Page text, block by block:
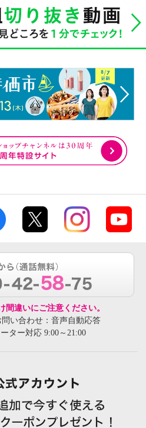
違いにご注意ください。
い合わせ：音声自動応答
ター対応 9:00～21:00